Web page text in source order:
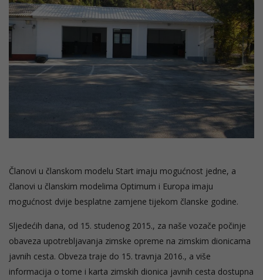
Članovi u članskom modelu Start imaju mogućnost jedne, a
članovi u članskim modelima Optimum i Europa imaju
mogućnost dvije besplatne zamjene tijekom članske godine.
Sljedećih dana, od 15. studenog 2015., za naše vozače počinje
obaveza upotrebljavanja zimske opreme na zimskim dionicama
javnih cesta. Obveza traje do 15. travnja 2016., a više
informacija o tome i karta zimskih dionica javnih cesta dostupna